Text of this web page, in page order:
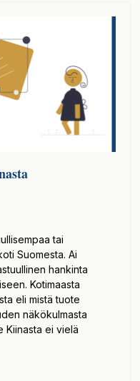
tai
Suomesta. Ai
hankinta
Kotimaasta
eli mistä tuote
näkökulmasta
Kiinasta ei vielä